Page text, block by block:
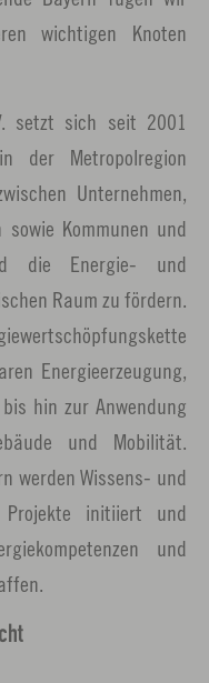
wichtigen Knoten
setzt sich seit 2001
der Metropolregion
Unternehmen,
Kommunen und
die Energie- und
Raum zu fördern.
Energieerzeugung,
hin zur Anwendung
und Mobilität.
werden Wissens- und
Projekte initiiert und
und